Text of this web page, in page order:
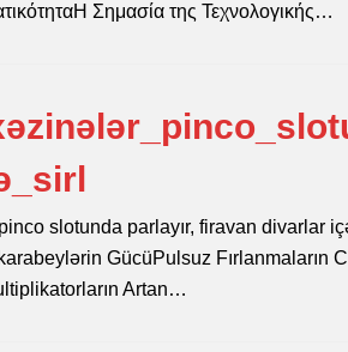
Σημασία της Τεχνολογικής…
slotunda parlayır, firavan divarlar
GücüPulsuz Fırlanmaların
Artan…